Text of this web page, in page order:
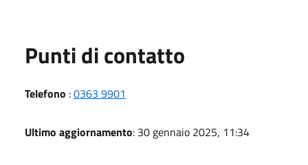
Punti di contatto
Telefono :0363 9901
Ultimo aggiornamento: 30 gennaio 2025, 11:34